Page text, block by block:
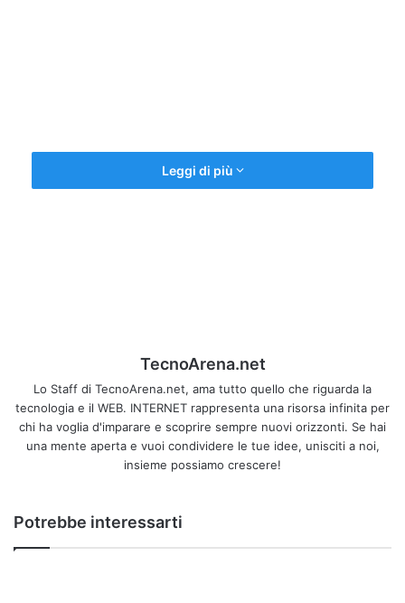
osservando un vero e propriodisegnocreato da un’artista
dal nickRedos. E’ incredibile con quanto cura e precisione
sia stato realizzato il disegno di unocchioumano, tutti i
dettagli e i particolari non sono stati tralasciati, persino i
riflessi e tutte le sfumature coincidono con quelli reali.
le sue opere:
Leggi di più
TecnoArena.net
Lo Staff di TecnoArena.net, ama tutto quello che riguarda la
tecnologia e il WEB. INTERNET rappresenta una risorsa infinita per
chi ha voglia d'imparare e scoprire sempre nuovi orizzonti. Se hai
una mente aperta e vuoi condividere le tue idee, unisciti a noi,
insieme possiamo crescere!
Potrebbe interessarti